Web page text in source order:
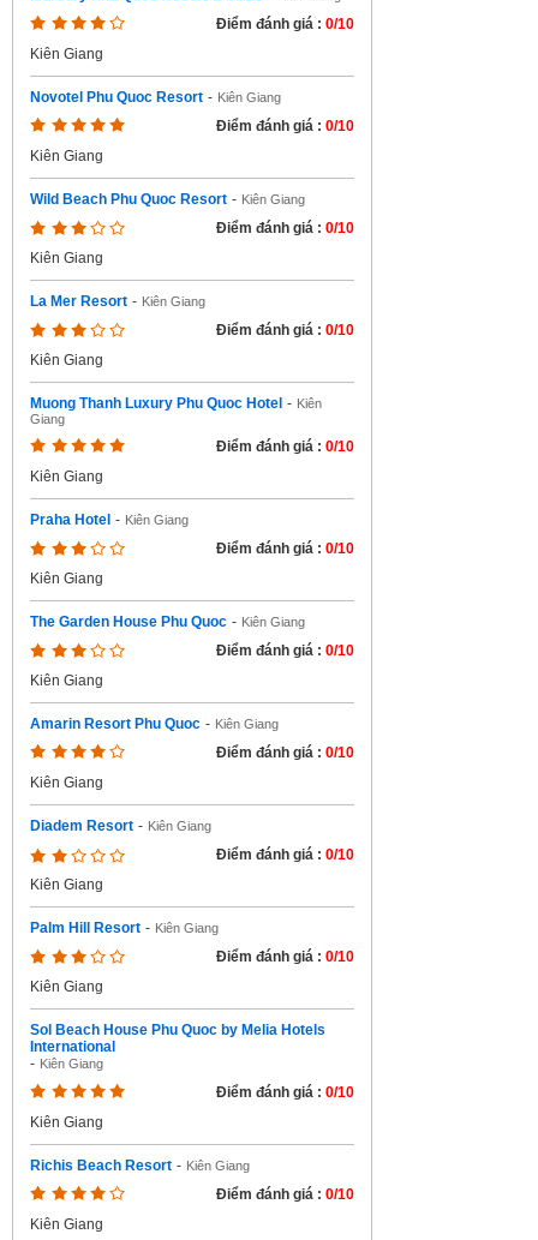
Điểm đánh giá : 0/10
Kiên Giang
Novotel Phu Quoc Resort - Kiên Giang
Điểm đánh giá : 0/10
Kiên Giang
Wild Beach Phu Quoc Resort - Kiên Giang
Điểm đánh giá : 0/10
Kiên Giang
La Mer Resort - Kiên Giang
Điểm đánh giá : 0/10
Kiên Giang
Muong Thanh Luxury Phu Quoc Hotel - Kiên
Giang
Điểm đánh giá : 0/10
Kiên Giang
Praha Hotel - Kiên Giang
Điểm đánh giá : 0/10
Kiên Giang
The Garden House Phu Quoc - Kiên Giang
Điểm đánh giá : 0/10
Kiên Giang
Amarin Resort Phu Quoc - Kiên Giang
Điểm đánh giá : 0/10
Kiên Giang
Diadem Resort - Kiên Giang
Điểm đánh giá : 0/10
Kiên Giang
Palm Hill Resort - Kiên Giang
Điểm đánh giá : 0/10
Kiên Giang
Sol Beach House Phu Quoc by Melia Hotels
International
- Kiên Giang
Điểm đánh giá : 0/10
Kiên Giang
Richis Beach Resort - Kiên Giang
Điểm đánh giá : 0/10
Kiên Giang